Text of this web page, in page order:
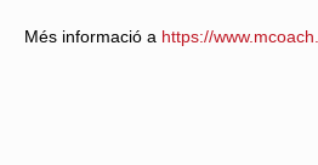
Més informació a https://